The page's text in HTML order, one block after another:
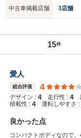
中古車掲載店舗 3店舗
15件
愛人
総合評価 4
デザイン : 4 走行性 : 4
積載性 : 4 運転しやすさ :
良かった点
コンパクトボディなので